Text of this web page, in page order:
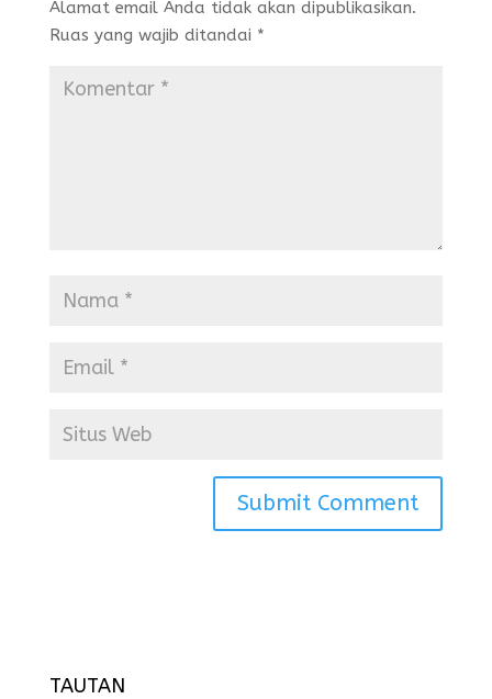
Alamat email Anda tidak akan dipublikasikan.
Ruas yang wajib ditandai *
TAUTAN